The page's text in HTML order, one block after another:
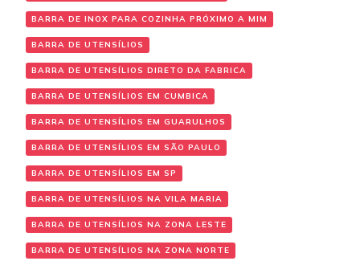
BARRA DE INOX PARA COZINHA PRÓXIMO A MIM
BARRA DE UTENSÍLIOS
BARRA DE UTENSÍLIOS DIRETO DA FABRICA
BARRA DE UTENSÍLIOS EM CUMBICA
BARRA DE UTENSÍLIOS EM GUARULHOS
BARRA DE UTENSÍLIOS EM SÃO PAULO
BARRA DE UTENSÍLIOS EM SP
BARRA DE UTENSÍLIOS NA VILA MARIA
BARRA DE UTENSÍLIOS NA ZONA LESTE
BARRA DE UTENSÍLIOS NA ZONA NORTE